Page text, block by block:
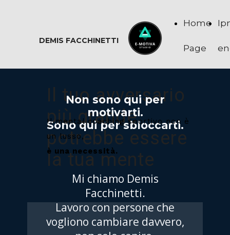
DEMIS FACCHINETTI
Home
Page
Il mental coaching sportivo non è
un lusso,
è una necessità.
Non sono qui per
motivarti.
Sono qui per sbloccarti.
Il tuo avversario
più grande
potrebbe essere
la tua mente
Mi chiamo Demis
Facchinetti.
Lavoro con persone che
vogliono cambiare davvero,